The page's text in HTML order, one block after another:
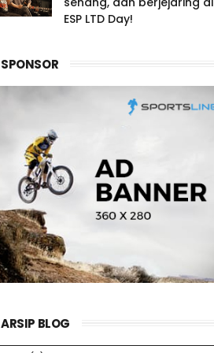
ESP LTD Day!
SPONSOR
ARSIP BLOG